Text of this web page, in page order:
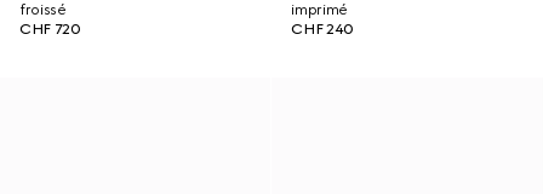
froissé
CHF 720
imprimé
CHF 240